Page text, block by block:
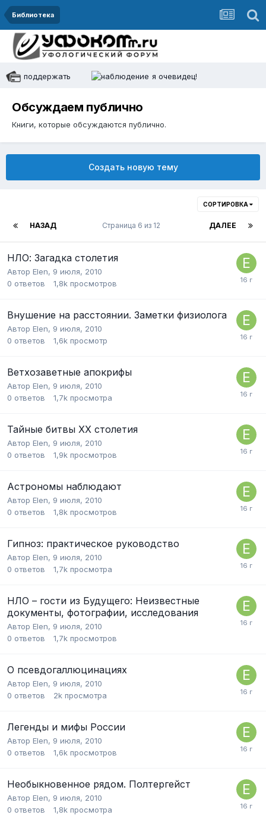
Библиотека
поддержать я очевидец!
Обсуждаем публично
Книги, которые обсуждаются публично.
Создать новую тему
СОРТИРОВКА
НАЗАД ДАЛЕЕ
Страница 6 из 12
НЛО: Загадка столетия
Автор Elen, 9 июля, 2010
0 ответов 1,8k просмотров
Внушение на расстоянии. Заметки физиолога
Автор Elen, 9 июля, 2010
0 ответов 1,6k просмотр
Ветхозаветные апокрифы
Автор Elen, 9 июля, 2010
0 ответов 1,7k просмотра
Тайные битвы ХХ столетия
Автор Elen, 9 июля, 2010
0 ответов 1,9k просмотров
Астрономы наблюдают
Автор Elen, 9 июля, 2010
0 ответов 1,8k просмотров
Гипноз: практическое руководство
Автор Elen, 9 июля, 2010
0 ответов 1,7k просмотра
НЛО – гости из Будущего: Неизвестные
документы, фотографии, исследования
Автор Elen, 9 июля, 2010
0 ответов 1,7k просмотров
О псевдогаллюцинациях
Автор Elen, 9 июля, 2010
0 ответов 2k просмотра
Легенды и мифы России
Автор Elen, 9 июля, 2010
0 ответов 1,6k просмотров
Необыкновенное рядом. Полтергейст
Автор Elen, 9 июля, 2010
0 ответов 1,8k просмотра